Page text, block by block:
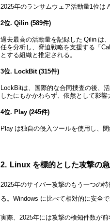
2025年のランサムウェア活動量1位は
2位. Qilin (589件)
過去最高の活動量を記録した Qilin は
任を分析し、脅迫戦略を支援する「
とする組織と推定される。
3位. LockBit (315件)
LockBitは、国際的な合同捜査の後、
したにもかかわらず、依然として影響
4位. Play (245件)
Play は独自の侵入ツールを使用し、
2. Linux を標的とした攻撃の
2025年のサイバー攻撃のもう一つの
る。Windows に比べて相対的に安全
実際、2025年には攻撃の検知件数が